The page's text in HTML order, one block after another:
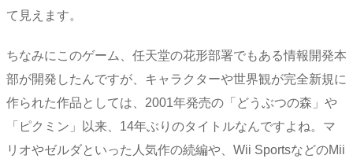
て見えます。
ちなみにこのゲーム、任天堂の花形部署でもある情報開発本
部が開発したんですが、キャラクターや世界観が完全新規に
作られた作品としては、2001年発売の「どうぶつの森」や
「ピクミン」以来、14年ぶりのタイトルなんですよね。マ
リオやゼルダといった人気作の続編や、Wii SportsなどのMii